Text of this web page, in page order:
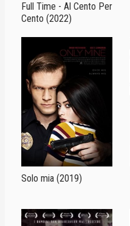
Full Time - Al Cento Per
Cento (2022)
Solo mia (2019)